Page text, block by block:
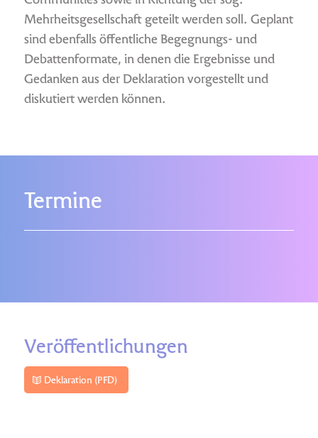
Mehrheitsgesellschaft geteilt werden soll. Geplant
sind ebenfalls öffentliche Begegnungs- und
Debattenformate, in denen die Ergebnisse und
Gedanken aus der Deklaration vorgestellt und
diskutiert werden können.
Termine
Veröffentlichungen
Deklaration (PFD)